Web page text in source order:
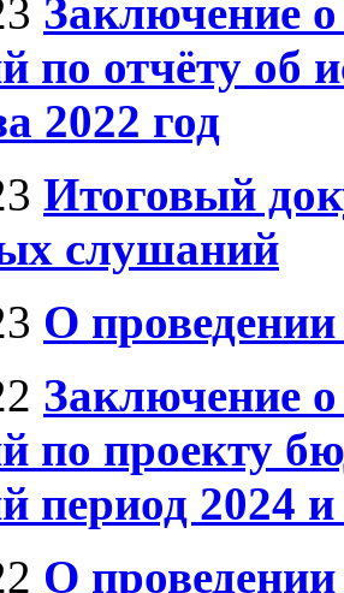
Заключение
по отчёту об
2022 год
Итоговый
слушаний
О
Заключение
по проекту
период 2024 и
О